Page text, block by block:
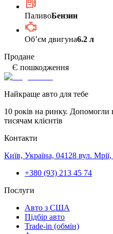
ПаливоБензин
Обʼєм двигуна6.2 л
Продане
Є пошкодження
Найкраще авто для тебе
10 років на ринку. Допомогли
тисячам клієнтів
Контакти
Київ, Україна, 04128 вул.
+380 (93) 213 45 74
Послуги
Авто з США
Підбір авто
Trade-in (обмін)